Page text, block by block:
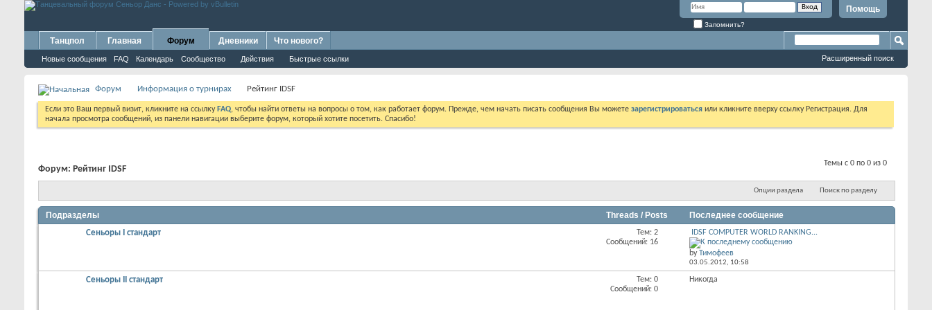
Помощь
Запомнить?
Танцпол Главная Форум
Новые сообщения FAQ Календарь Сообщество Действия Быстрые ссылки
Дневники Что нового?
Расширенный поиск
Форум Информация о турнирах Рейтинг IDSF
Если это Ваш первый визит, кликните на ссылку FAQ, чтобы найти ответы на вопросы о том, как работает форум. Прежде, чем начать писать сообщения Вы можете зарегистрироваться или кликните вверху ссылку Регистрация. Для
начала просмотра сообщений, из панели навигации выберите форум, который хотите посетить. Спасибо!
Темы с 0 по 0 из 0
Форум: Рейтинг IDSF
Опции раздела Поиск по разделу
Подразделы Threads / Posts Последнее сообщение
Сеньоры I стандарт
Тем: 2
Сообщений: 16
IDSF COMPUTER WORLD RANKING...
byТимофеев
03.05.2012, 10:58
Сеньоры II стандарт
Тем: 0
Сообщений: 0
Никогда